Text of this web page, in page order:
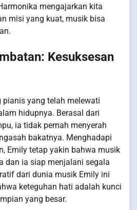
mengajarkan kita
misi yang kuat, musik bisa
Kesuksesan
pianis yang telah melewati
hidupnya. Berasal dari
ia tidak pernah menyerah
bakatnya. Menghadapi
Emily tetap yakin bahwa musik
dan ia siap menjalani segala
dari dunia musik Emily ini
keteguhan hati adalah kunci
yang besar.